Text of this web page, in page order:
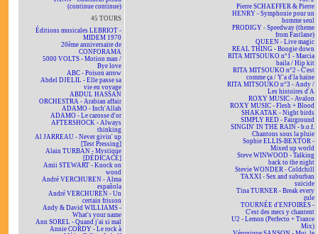
(continue continue)
45 TOURS
Éditions musicales LEBRIOT -
MIDEM 1970
20ème anniversaire de
CONFORAMA
5000 VOLTS - Motion man /
Bye love
ABC - Poison arrow
Abdel DJELIL - Elle passe sa
vie en voyage
ABDUL HASSAN
ORCHESTRA - Arabian affair
ADAMO - Inch'Allah
ADAMO - Le carosse d'or
AFTERSHOCK - Always
thinking
Al JARREAU - Never givin' up
[Test Pressing]
Alain TURBAN - Mystique
[DÉDICACÉ]
Amii STEWART - Knock on
wood
André VERCHUREN - Alma
española
André VERCHUREN - Un
certain frisson
Andy & David WILLIAMS -
What's your name
Ann SOREL - Quand j'ai si mal
Annie CORDY - Le rock à
Pierre SCHAEFFER & Pierre
HENRY - Symphonie pour un
homme seul
PRODIGY - Speedway (theme
from Fastlane)
QUEEN - Live magic
REAL THING - Boogie down
RITA MITSOUKO n°1 - Marcia
baila / Hip kit
RITA MITSOUKO n°2 - C'est
comme ça / Y'a d'la haine
RITA MITSOUKO n°3 - Andy /
Les histoires d'A
ROXY MUSIC - Avalon
ROXY MUSIC - Flesh + Blood
SHAKATAK - Night birds
SIMPLY RED - Fairground
SINGIN' IN THE RAIN - b.o.f.
Chantons sous la pluie
Sophie ELLIS-BEXTOR -
Mixed up world
Steve WINWOOD - Talking
back to the night
Stevie WONDER - Coldchill
TAXXI - Sex and suburban
suicide
Tina TURNER - Break every
rule
TOURNÉE d'ENFOIRÉS -
C'est des mecs y chantent
U2 - Lemon (Perfecto + Trance
Mix)